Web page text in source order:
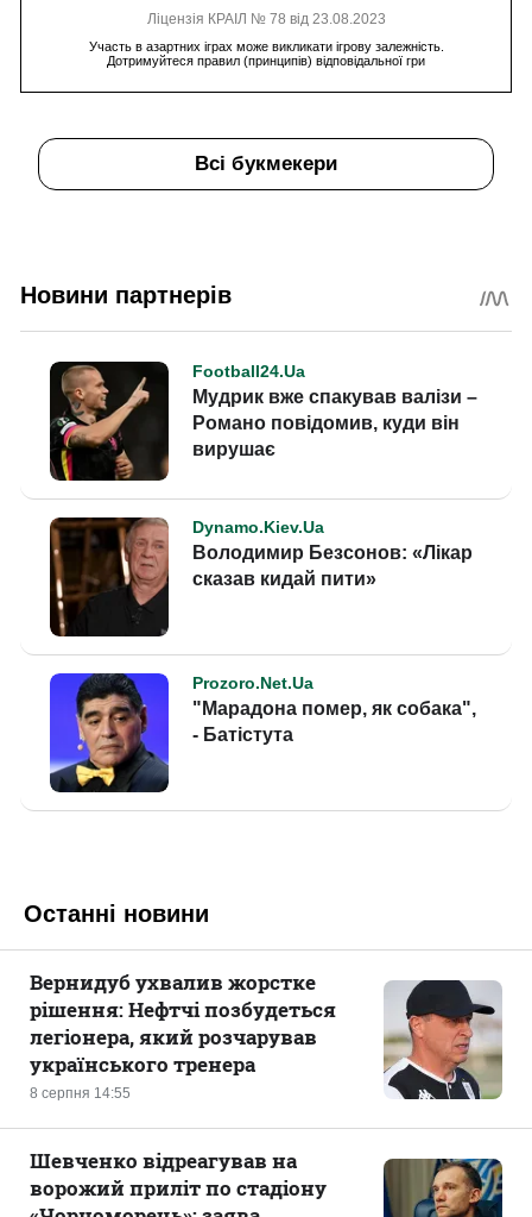
Ліцензія КРАІЛ № 78 від 23.08.2023
Участь в азартних іграх може викликати ігрову залежність.
Дотримуйтеся правил (принципів) відповідальної гри
Всі букмекери
Останні новини
8 серпня 14:55
Вернидуб ухвалив жорстке
рішення: Нефтчі позбудеться
легіонера, який розчарував
українського тренера
Шевченко відреагував на
ворожий приліт по стадіону